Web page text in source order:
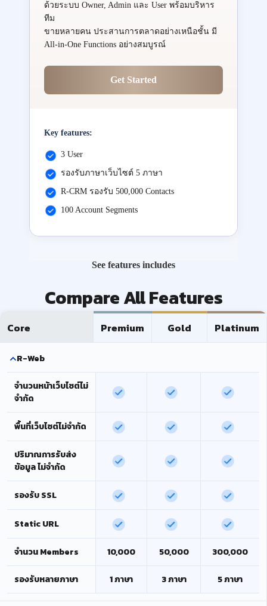
ด้วยระบบ Owner, Admin และ User พร้อมบริหาร
ทีม
ขายหลายคน ประสานการตลาดอย่างเหนือชั้น มี
All-in-One Functions อย่างสมบูรณ์
Get Started
Key features:
3 User
รองรับภาษาเว็บไซต์ 5 ภาษา
R-CRM รองรับ 500,000 Contacts
100 Account Segments
See features includes
Compare All Features
Core Premium Gold Platinum
R-Web
จำนวนหน้าเว็บไซต์ไม่
จำกัด
พื้นที่เว็บไซต์ไม่จำกัด
ปริมาณการรับส่ง
ข้อมูล ไม่จำกัด
รองรับ SSL
Static URL
จำนวน Members 10,000 50,000 300,000
รองรับหลายภาษา 1 ภาษา 3 ภาษา 5 ภาษา